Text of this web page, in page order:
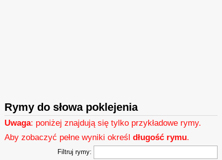
Rymy do słowa poklejenia
Uwaga: poniżej znajdują się tylko przykładowe rymy.
Aby zobaczyć pełne wyniki określdługość rymu.
Filtruj rymy: